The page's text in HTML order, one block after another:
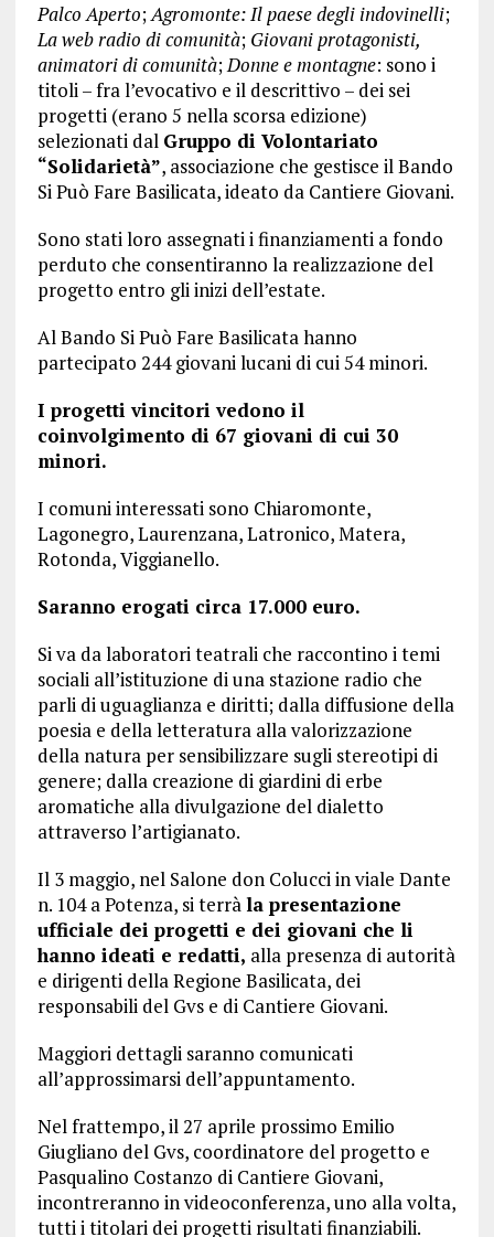
Palco Aperto;Agromonte: Il paese degli indovinelli;
La web radio di comunità; Giovani protagonisti,
animatori di comunità;Donne e montagne: sono i
titoli – fra l’evocativo e il descrittivo – dei sei
progetti (erano 5 nella scorsa edizione)
selezionati dal Gruppo di Volontariato
“Solidarietà”, associazione che gestisce il Bando
Si Può Fare Basilicata, ideato da Cantiere Giovani.
Sono stati loro assegnati i finanziamenti a fondo
perduto che consentiranno la realizzazione del
progetto entro gli inizi dell’estate.
Al Bando Si Può Fare Basilicata hanno
partecipato 244 giovani lucani di cui 54 minori.
I progetti vincitori vedono il
coinvolgimento di 67 giovani di cui 30
minori.
I comuni interessati sono Chiaromonte,
Lagonegro, Laurenzana, Latronico, Matera,
Rotonda, Viggianello.
Saranno erogati circa 17.000 euro.
Si va da laboratori teatrali che raccontino i temi
sociali all’istituzione di una stazione radio che
parli di uguaglianza e diritti; dalla diffusione della
poesia e della letteratura alla valorizzazione
della natura per sensibilizzare sugli stereotipi di
genere; dalla creazione di giardini di erbe
aromatiche alla divulgazione del dialetto
attraverso l’artigianato.
Il 3 maggio, nel Salone don Colucci in viale Dante
n. 104 a Potenza, si terràla presentazione
ufficiale dei progetti e dei giovani che li
hanno ideati e redatti, alla presenza di autorità
e dirigenti della Regione Basilicata, dei
responsabili del Gvs e di Cantiere Giovani.
Maggiori dettagli saranno comunicati
all’approssimarsi dell’appuntamento.
Nel frattempo, il 27 aprile prossimo Emilio
Giugliano del Gvs, coordinatore del progetto e
Pasqualino Costanzo di Cantiere Giovani,
incontreranno in videoconferenza, uno alla volta,
tutti i titolari dei progetti risultati finanziabili.